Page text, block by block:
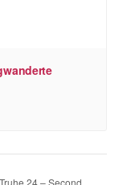
Truhe 24 – Second